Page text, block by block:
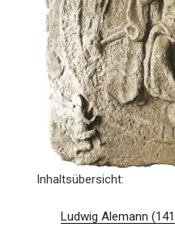
Inhaltsübersicht:
Ludwig Alemann